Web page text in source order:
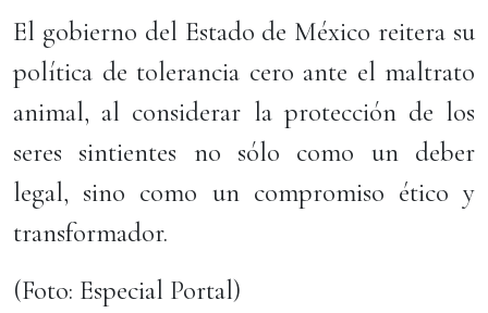
El gobierno del Estado de México reitera su
política de tolerancia cero ante el maltrato
animal, al considerar la protección de los
seres sintientes no sólo como un deber
legal, sino como un compromiso ético y
transformador.
(Foto: Especial Portal)